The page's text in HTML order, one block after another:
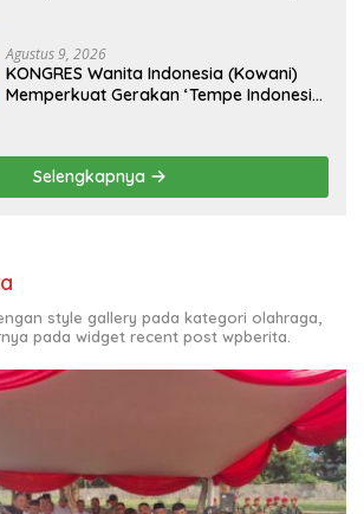
Agustus 9, 2026
KONGRES Wanita Indonesia (Kowani)
Memperkuat Gerakan ‘Tempe Indonesia
Selengkapnya
style gallery pada kategori olahraga,
pada widget recent post wpberita.